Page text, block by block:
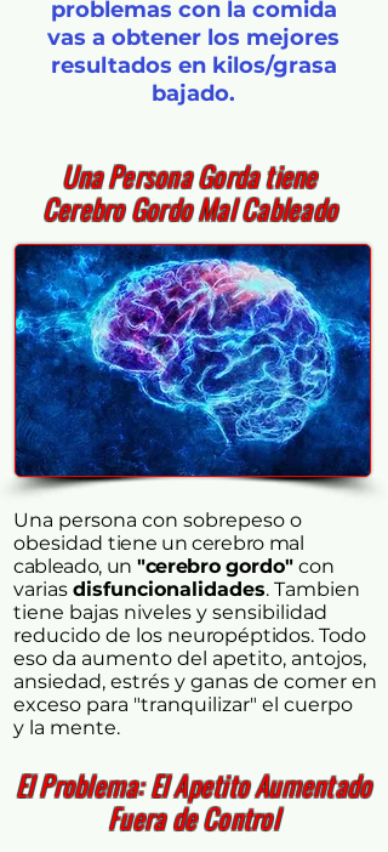
problemas con la comida
vas a obtener los mejores
resultados en kilos/grasa
bajado.
Una Persona Gorda tiene
Cerebro Gordo Mal Cableado
Una persona con sobrepeso o
obesidad tiene un cerebro mal
cableado, un "cerebrogordo" con
varias disfuncionalidades. Tambien
tiene bajas niveles y sensibilidad
reducido de los neuropéptidos. Todo
eso da aumento del apetito, antojos,
ansiedad, estrés y ganas de comer en
exceso para "tranquilizar" el cuerpo
y la mente.
El Problema: El Apetito Aumentado
Fuera de Control